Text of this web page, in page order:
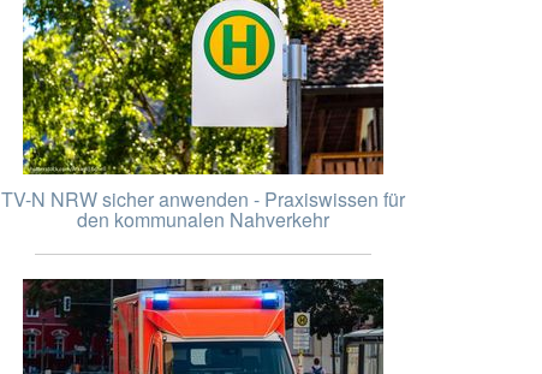
TV-N NRW sicher anwenden - Praxiswissen für
den kommunalen Nahverkehr